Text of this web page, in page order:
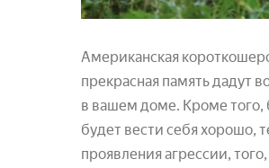
Американская
прекрасная память дадут
в вашем доме. Кроме того,
будет вести себя хорошо,
проявления агрессии,